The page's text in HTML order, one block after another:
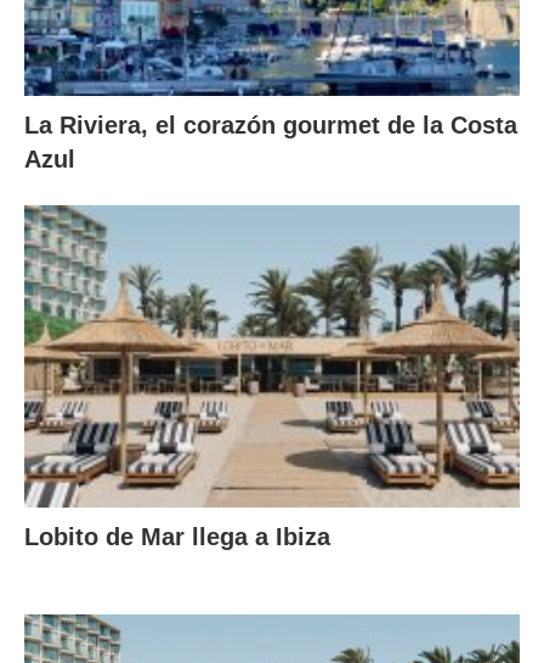
La Riviera, el corazón gourmet de la Costa
Azul
Lobito de Mar llega a Ibiza